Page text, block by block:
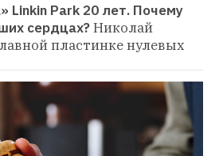
Linkin Park 20 лет. Почему
сердцах?Николай
пластинке нулевых